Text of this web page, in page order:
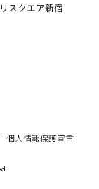
スクエア新宿
個人情報保護宣言